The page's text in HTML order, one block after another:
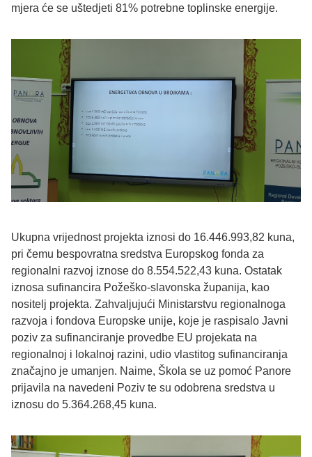
mjera će se uštedjeti 81% potrebne toplinske energije.
Ukupna vrijednost projekta iznosi do 16.446.993,82 kuna,
pri čemu bespovratna sredstva Europskog fonda za
regionalni razvoj iznose do 8.554.522,43 kuna. Ostatak
iznosa sufinancira Požeško-slavonska županija, kao
nositelj projekta. Zahvaljujući Ministarstvu regionalnoga
razvoja i fondova Europske unije, koje je raspisalo Javni
poziv za sufinanciranje provedbe EU projekata na
regionalnoj i lokalnoj razini, udio vlastitog sufinanciranja
značajno je umanjen. Naime, Škola se uz pomoć Panore
prijavila na navedeni Poziv te su odobrena sredstva u
iznosu do 5.364.268,45 kuna.